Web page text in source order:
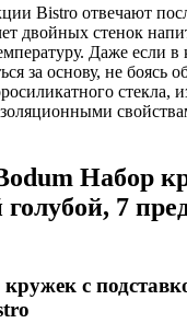
Bistro отвечают
двойных стенок
Даже если
за основу, не боясь
стекла,
Набор
голубой, 7
с